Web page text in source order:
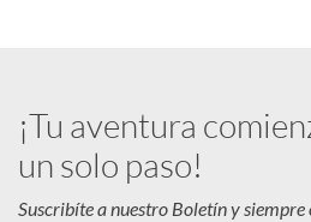
¡Tu aventura
un solo paso!
Suscribíte a nuestro Boletín y siempre